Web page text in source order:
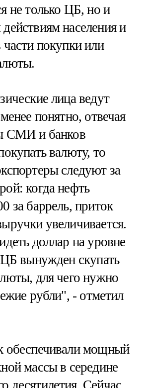
не только ЦБ, но и
населения и
покупки или
лица ведут
понятно, отвечая
СМИ и банков
валюту, то
следуют за
когда нефть
за баррель, приток
увеличивается.
доллар на уровне
вынужден скупать
для чего нужно
рубли", - отметил
обеспечивали мощный
массы в середине
десятилетия. Сейчас